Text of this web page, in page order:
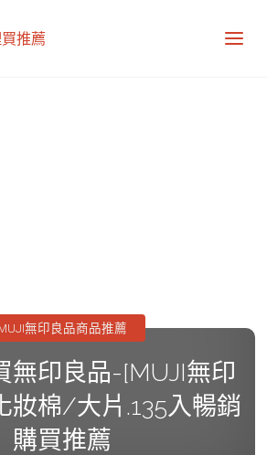
推薦
無印良品-[MUJI無印
妝棉/大片.135入暢銷
購買推薦
無印良品商品推薦